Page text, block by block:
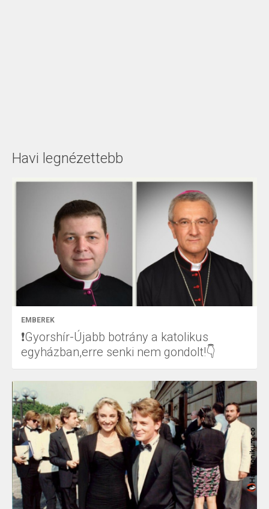
Havi legnézettebb
EMBEREK
❗Gyorshír-Újabb botrány a katolikus
egyházban,erre senki nem gondolt!👇